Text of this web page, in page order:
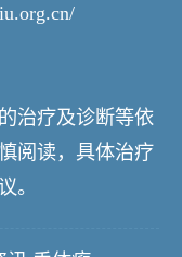
治疗及诊断等依
阅读，具体治疗
。